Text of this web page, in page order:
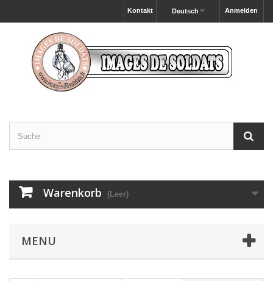
Anmelden
Deutsch
Kontakt
Warenkorb (Leer)
MENU